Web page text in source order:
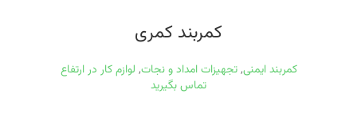
کمربند کمری
کمربند ایمنی, تجهیزات امداد و نجات, لوازم کار در ارتفاع
تماس بگیرید